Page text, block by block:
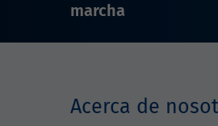
marcha
Acerca de